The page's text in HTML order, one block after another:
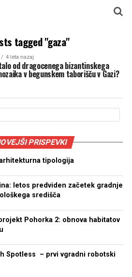
tagged "gaza"
4 leta nazaj
od dragocenega bizantinskega
v begunskem taborišču v Gazi?
PRISPEVKI
tipologija
letos predviden začetek gradnje
središča
Pohorka 2: obnova habitatov
Spotless – prvi vgradni robotski